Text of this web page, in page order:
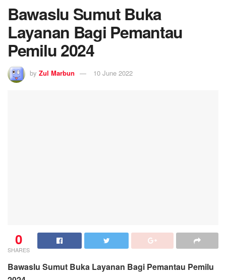
Bawaslu Sumut Buka
Layanan Bagi Pemantau
Pemilu 2024
by Zul Marbun 10 June 2022
0
SHARES
Bawaslu Sumut Buka Layanan Bagi Pemantau Pemilu